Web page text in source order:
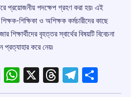
প্রয়োজনীয় পদক্ষেপ গ্রহণ করা হয়৷ এই
শিক্ষিকা ও অশিক্ষক কর্মচারীদের কাছে
শিক্ষার্থীদের বৃহত্তর স্বার্থের বিষয়টি বিবেচনা
করে নেয়৷
Facebook
WhatsApp
X Threads